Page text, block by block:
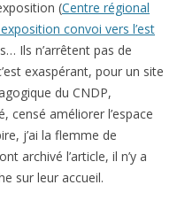
(Centre régional
convoi vers l’est
Ils n’arrêtent pas de
exaspérant, pour un site
du CNDP,
censé améliorer l’espace
j’ai la flemme de
archivé l’article, il n’y a
sur leur accueil.